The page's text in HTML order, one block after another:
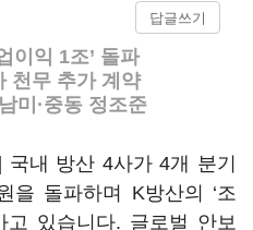
답글쓰기
이익 1조’ 돌파
천무 추가 계약
미·중동 정조준
내 방산 4사가 4개 분기
을 돌파하며 K방산의 ‘조
고 있습니다. 글로벌 안보